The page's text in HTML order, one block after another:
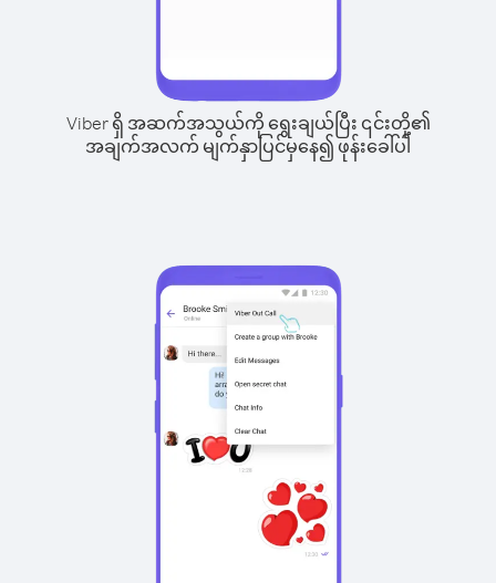
Viber ရှိ အဆက်အသွယ်ကို ရွေးချယ်ပြီး ၎င်းတို့၏
အချက်အလက် မျက်နှာပြင်မှနေ၍ ဖုန်းခေါ်ပါ